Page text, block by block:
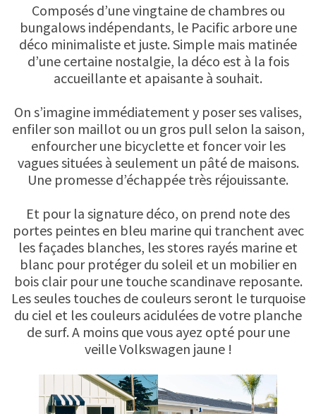
Composés d’une vingtaine de chambres ou
bungalows indépendants, le Pacific arbore une
déco minimaliste et juste. Simple mais matinée
d’une certaine nostalgie, la déco est à la fois
accueillante et apaisante à souhait.
On s’imagine immédiatement y poser ses valises,
enfiler son maillot ou un gros pull selon la saison,
enfourcher une bicyclette et foncer voir les
vagues situées à seulement un pâté de maisons.
Une promesse d’échappée très réjouissante.
Et pour la signature déco, on prend note des
portes peintes en bleu marine qui tranchent avec
les façades blanches, les stores rayés marine et
blanc pour protéger du soleil et un mobilier en
bois clair pour une touche scandinave reposante.
Les seules touches de couleurs seront le turquoise
du ciel et les couleurs acidulées de votre planche
de surf. A moins que vous ayez opté pour une
veille Volkswagen jaune !